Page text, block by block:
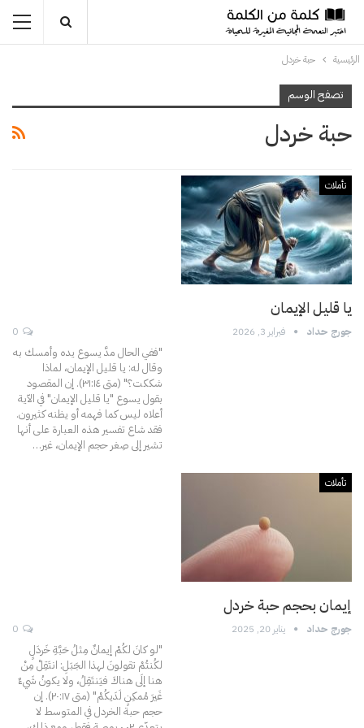
الرئيسية حبة خردل
تصفح الوسم
حبة خردل
تأملات
يا قليل الإيمان
جورج حداد فبراير 3, 2026
"ففي الحال مدَّ يسوع يده وأمسك به
وقال له: يا قليل الإيمان، لماذا
شككت؟" (متى ٣١:١٤).
إن المقصود
بقول يسوع "يا قليل الإيمان" في الآية
أعلاه ليس كما فهمه أو يظنه كثيرون.
فقد شاع تفسير هذه العبارة على أنها
تشير إلى صِغر حجم الإيمان، غير…
تأملات
إيمان بحجم حبة خردل
جورج حداد يناير 20, 2025
"لو كانَ لكُمْ إيمانٌ مِثلُ حَبَّةِ خَردَلٍ
لكُنتُمْ تقولونَ لهذا الجَبَلِ: انتَقِلْ مِنْ
هنا إلَى هناكَ فيَنتَقِلُ، ولا يكونُ شَيءٌ
غَيرَ مُمكِنٍ لَدَيكُمْ" (متى ٢٠:۱۷).
إن
حجم حبة الخردل في المتوسط لا